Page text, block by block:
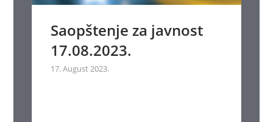
Saopštenje za javnost
17.08.2023.
17. August 2023.